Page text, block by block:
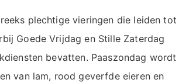
plechtige vieringen die leiden tot
Goede Vrijdag en Stille Zaterdag
bevatten. Paaszondag wordt
van lam, rood geverfde eieren en